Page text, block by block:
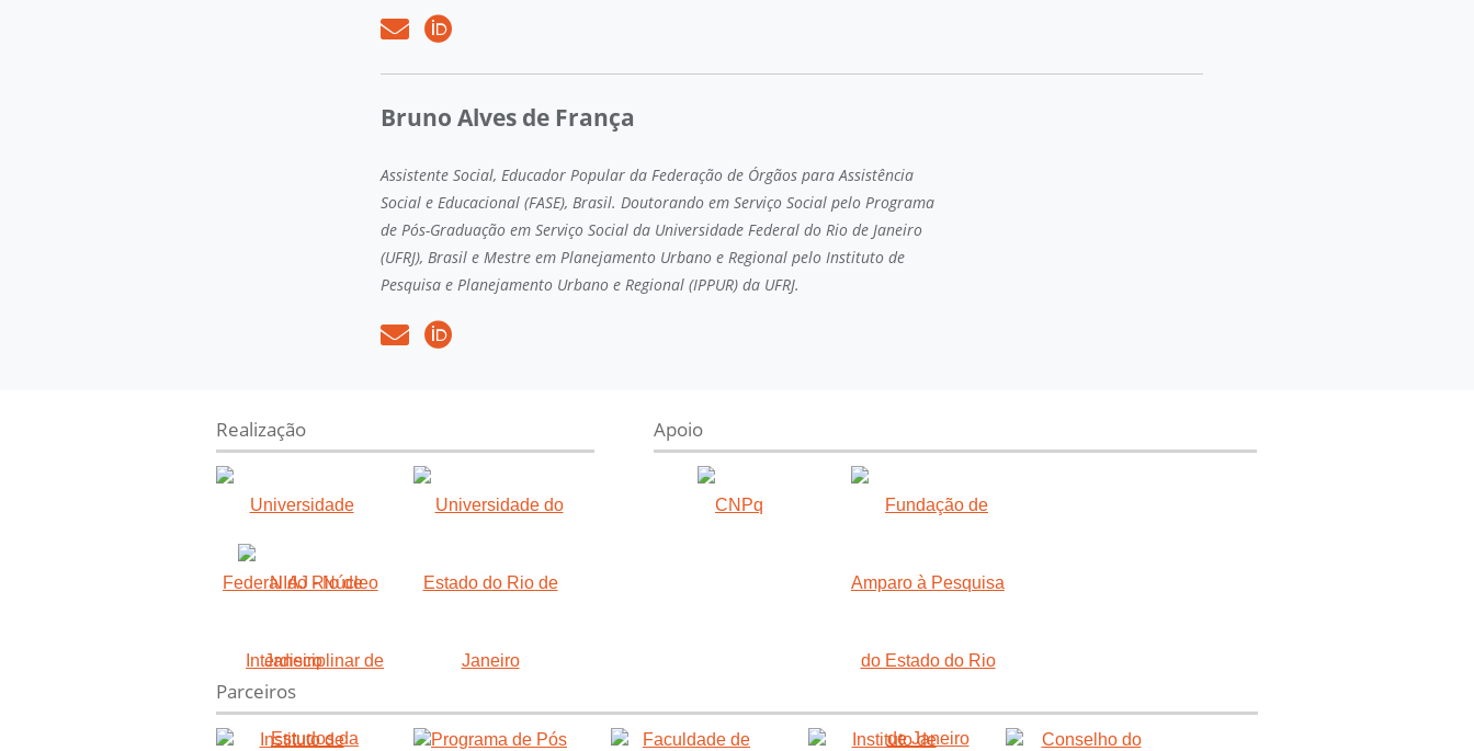
Bruno Alves de França
Assistente Social, Educador Popular da Federação de Órgãos para Assistência
Social e Educacional (FASE), Brasil. Doutorando em Serviço Social pelo Programa
de Pós-Graduação em Serviço Social da Universidade Federal do Rio de Janeiro
(UFRJ), Brasil e Mestre em Planejamento Urbano e Regional pelo Instituto de
Pesquisa e Planejamento Urbano e Regional (IPPUR) da UFRJ.
Realização Apoio
Parceiros